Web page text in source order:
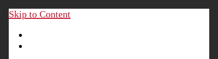
Skip to Content